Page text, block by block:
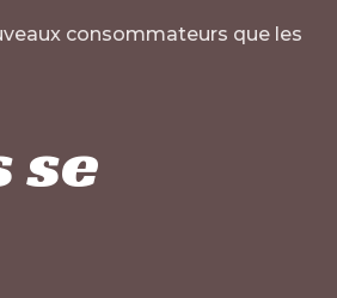
consommateurs que les
se